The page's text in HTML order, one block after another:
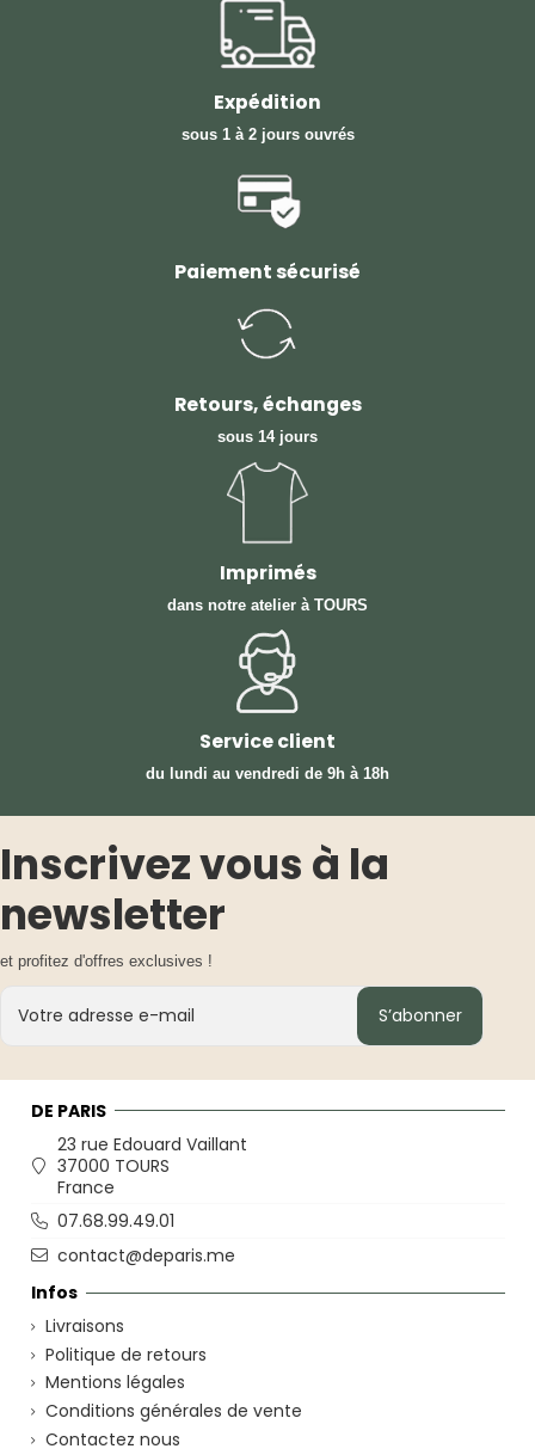
Expédition
sous 1 à 2 jours ouvrés
Paiement sécurisé
Retours, échanges
sous 14 jours
Imprimés
dans notre atelier à TOURS
Service client
du lundi au vendredi de 9h à 18h
Inscrivez vous à la
newsletter
et profitez d'offres exclusives !
S’abonner
Infos
Livraisons
Politique de retours
Mentions légales
Conditions générales de vente
Contactez nous
DE PARIS
23 rue Edouard Vaillant
37000 TOURS
France
07.68.99.49.01
contact@deparis.me